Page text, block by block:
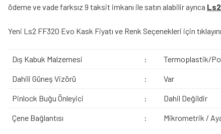
ödeme ve vade farksız 9 taksit imkanı ile satın alabilir ayrıca
Yeni Ls2 FF320 Evo Kask Fiyatı ve Renk Seçenekleri için
Dış Kabuk Malzemesi : Termoplastik/
Dahili Güneş Vizörü : Var
Pinlock Buğu Önleyici : Dahil Değildir
Çene Bağlantısı : Mikrometrik /